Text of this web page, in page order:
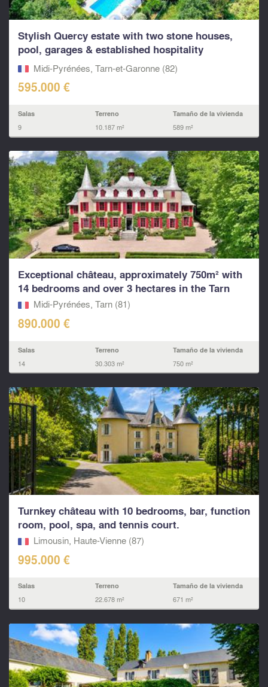
Stylish Quercy estate with two stone houses,
pool, garages & established hospitality
business, SW Fr
Midi-Pyrénées, Tarn-et-Garonne (82)
595.000 €
Salas
9
Terreno
10.187 m²
Tamaño de la vivienda
589 m²
Exceptional château, approximately 750m² with
14 bedrooms and over 3 hectares in the Tarn
Midi-Pyrénées, Tarn (81)
890.000 €
Salas
14
Terreno
30.303 m²
Tamaño de la vivienda
750 m²
Turnkey château with 10 bedrooms, bar, function
room, pool, spa, and tennis court.
Limousin, Haute-Vienne (87)
995.000 €
Salas
10
Terreno
22.678 m²
Tamaño de la vivienda
671 m²